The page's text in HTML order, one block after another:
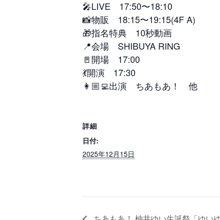
🎤LIVE 17:50〜18:10
📸物販 18:15〜19:15(4F A)
🎁指名特典 10秒動画
📍会場 SHIBUYA RING
🚪開場 17:00
💃開演 17:30
👩🏼‍💻出演 ちあもあ！ 他
詳細
日付:
2025年12月15日